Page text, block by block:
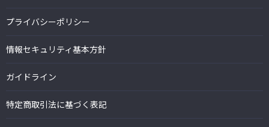
プライバシーポリシー
情報セキュリティ基本方針
ガイドライン
特定商取引法に基づく表記